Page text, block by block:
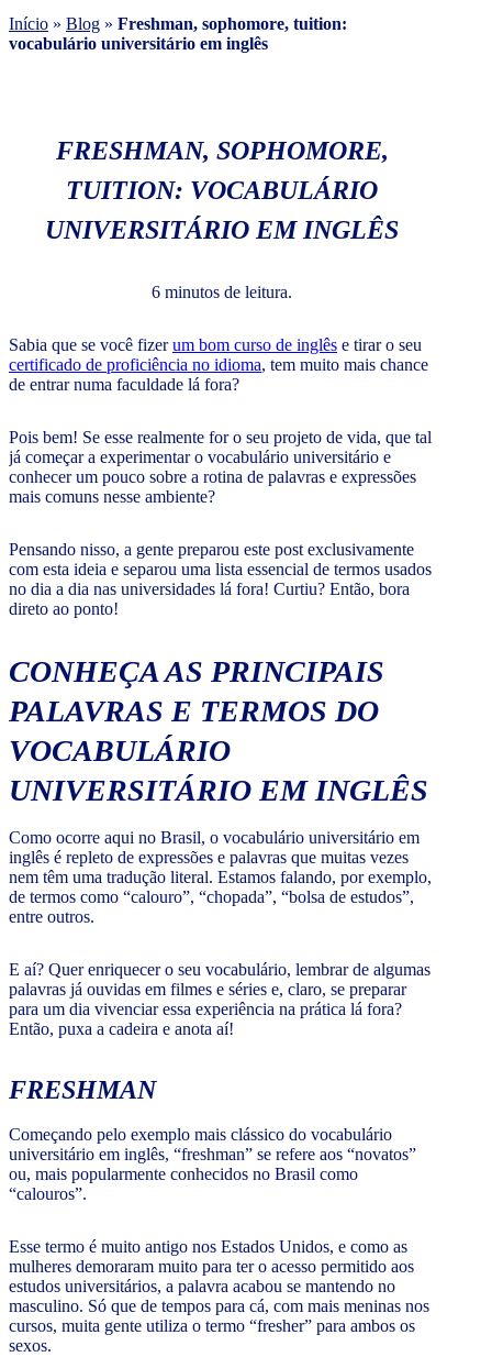
Início » Blog » Freshman, sophomore, tuition:
vocabulário universitário em inglês
FRESHMAN, SOPHOMORE,
TUITION: VOCABULÁRIO
UNIVERSITÁRIO EM INGLÊS
6 minutos de leitura.
Sabia que se você fizerum bom curso de inglês e tirar o seu
certificado de proficiência no idioma, tem muito mais chance
de entrar numa faculdade lá fora?
Pois bem! Se esse realmente for o seu projeto de vida, que tal
já começar a experimentar o vocabulário universitário e
conhecer um pouco sobre a rotina de palavras e expressões
mais comuns nesse ambiente?
Pensando nisso, a gente preparou este post exclusivamente
com esta ideia e separou uma lista essencial de termos usados
no dia a dia nas universidades lá fora! Curtiu? Então, bora
direto ao ponto!
CONHEÇA AS PRINCIPAIS
PALAVRAS E TERMOS DO
VOCABULÁRIO
UNIVERSITÁRIO EM INGLÊS
Como ocorre aqui no Brasil, o vocabulário universitário em
inglês é repleto de expressões e palavras que muitas vezes
nem têm uma tradução literal. Estamos falando, por exemplo,
de termos como “calouro”, “chopada”, “bolsa de estudos”,
entre outros.
E aí? Quer enriquecer o seu vocabulário, lembrar de algumas
palavras já ouvidas em filmes e séries e, claro, se preparar
para um dia vivenciar essa experiência na prática lá fora?
Então, puxa a cadeira e anota aí!
FRESHMAN
Começando pelo exemplo mais clássico do vocabulário
universitário em inglês, “freshman” se refere aos “novatos”
ou, mais popularmente conhecidos no Brasil como
“calouros”.
Esse termo é muito antigo nos Estados Unidos, e como as
mulheres demoraram muito para ter o acesso permitido aos
estudos universitários, a palavra acabou se mantendo no
masculino. Só que de tempos para cá, com mais meninas nos
cursos, muita gente utiliza o termo “fresher” para ambos os
sexos.